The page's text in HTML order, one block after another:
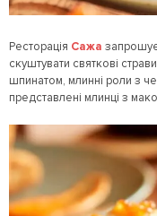
Ресторація Сажа запрошує
скуштувати святкові
шпинатом, млинні роли з
представлені млинці з